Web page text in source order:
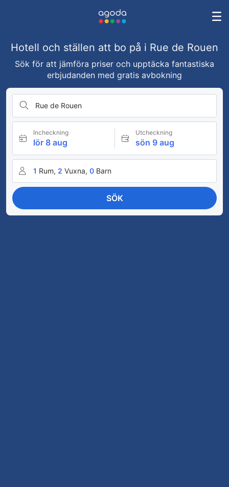
Hotell och ställen att bo på i Rue de Rouen
Sök för att jämföra priser och upptäcka fantastiska
erbjudanden med gratis avbokning
Rue de Rouen
Incheckning
lör 8 aug
Utcheckning
sön 9 aug
1 Rum, 2 Vuxna, 0 Barn
SÖK